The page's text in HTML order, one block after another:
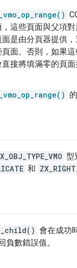
這些頁面與父項對
是由分頁器提供
面。否則，如果
接將填滿零的頁
型
和
會在成功
負數錯誤值。